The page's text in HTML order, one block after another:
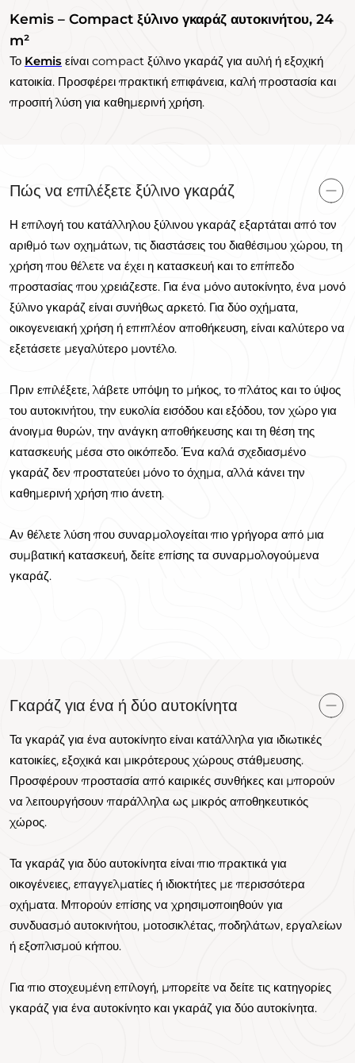
Kemis – Compact ξύλινο γκαράζ αυτοκινήτου, 24
m²
Το Kemis είναι compact ξύλινο γκαράζ για αυλή ή εξοχική
κατοικία. Προσφέρει πρακτική επιφάνεια, καλή προστασία και
προσιτή λύση για καθημερινή χρήση.
Πώς να επιλέξετε ξύλινο γκαράζ
Η επιλογή του κατάλληλου ξύλινου γκαράζ εξαρτάται από τον
αριθμό των οχημάτων, τις διαστάσεις του διαθέσιμου χώρου, τη
χρήση που θέλετε να έχει η κατασκευή και το επίπεδο
προστασίας που χρειάζεστε. Για ένα μόνο αυτοκίνητο, ένα μονό
ξύλινο γκαράζ είναι συνήθως αρκετό. Για δύο οχήματα,
οικογενειακή χρήση ή επιπλέον αποθήκευση, είναι καλύτερο να
εξετάσετε μεγαλύτερο μοντέλο.
Πριν επιλέξετε, λάβετε υπόψη το μήκος, το πλάτος και το ύψος
του αυτοκινήτου, την ευκολία εισόδου και εξόδου, τον χώρο για
άνοιγμα θυρών, την ανάγκη αποθήκευσης και τη θέση της
κατασκευής μέσα στο οικόπεδο. Ένα καλά σχεδιασμένο
γκαράζ δεν προστατεύει μόνο το όχημα, αλλά κάνει την
καθημερινή χρήση πιο άνετη.
Αν θέλετε λύση που συναρμολογείται πιο γρήγορα από μια
συμβατική κατασκευή, δείτε επίσης τα συναρμολογούμενα
γκαράζ.
Γκαράζ για ένα ή δύο αυτοκίνητα
Τα γκαράζ για ένα αυτοκίνητο είναι κατάλληλα για ιδιωτικές
κατοικίες, εξοχικά και μικρότερους χώρους στάθμευσης.
Προσφέρουν προστασία από καιρικές συνθήκες και μπορούν
να λειτουργήσουν παράλληλα ως μικρός αποθηκευτικός
χώρος.
Τα γκαράζ για δύο αυτοκίνητα είναι πιο πρακτικά για
οικογένειες, επαγγελματίες ή ιδιοκτήτες με περισσότερα
οχήματα. Μπορούν επίσης να χρησιμοποιηθούν για
συνδυασμό αυτοκινήτου, μοτοσικλέτας, ποδηλάτων, εργαλείων
ή εξοπλισμού κήπου.
Για πιο στοχευμένη επιλογή, μπορείτε να δείτε τις κατηγορίες
γκαράζ για ένα αυτοκίνητο και γκαράζ για δύο αυτοκίνητα.